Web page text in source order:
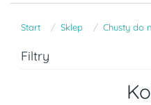
Start Sklep Chusty do
Filtry